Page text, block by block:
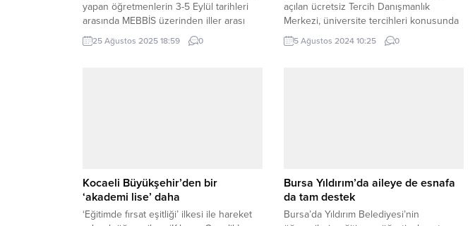
yapan öğretmenlerin 3-5 Eylül tarihleri
arasında MEBBİS üzerinden iller arası
isteğe bağlı yer değiştirme başvurusu
yapabileceğini duyurdu. ANKARA (İGFA)
25 Ağustos 2025 18:59 0
açılan ücretsiz Tercih Danışmanlık
Merkezi, üniversite tercihleri konusunda
en doğru tercihi yapmak isteyen
adayların rehberi oldu. KOCAELİ (İGFA) –
5 Ağustos 2024 10:25 0
Kocaeli Büyükşehir’den bir
‘akademi lise’ daha
‘Eğitimde fırsat eşitliği’ ilkesi ile hareket
Bursa Yıldırım’da aileye de esnafa
da tam destek
Bursa’da Yıldırım Belediyesi’nin